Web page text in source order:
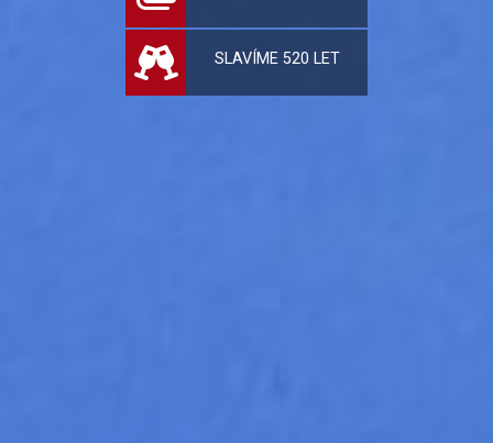
SLAVÍME 520 LET